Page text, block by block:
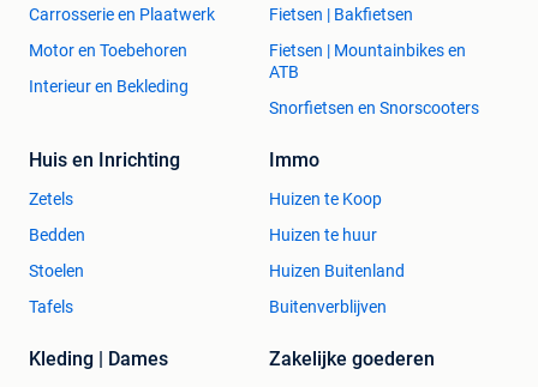
Carrosserie en Plaatwerk
Motor en Toebehoren
Interieur en Bekleding
Fietsen | Bakfietsen
Fietsen | Mountainbikes en
ATB
Snorfietsen en Snorscooters
Huis en Inrichting
Zetels
Bedden
Stoelen
Tafels
Immo
Huizen te Koop
Huizen te huur
Huizen Buitenland
Buitenverblijven
Kleding | Dames Zakelijke goederen